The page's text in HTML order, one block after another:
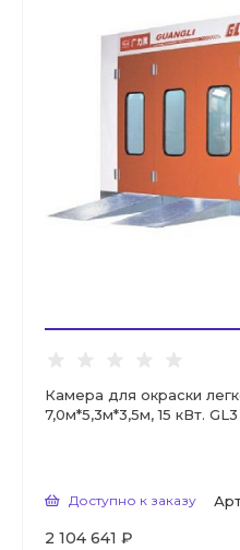
Камера для окраски
7,0м*5,3м*3,5м, 15 кВт.
Доступно к заказу
2 104 641 ₽